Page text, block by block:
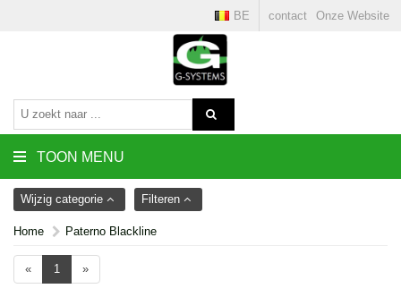
contact Onze Website
BE
TOON MENU
Wijzig categorie Filteren
Home Paterno Blackline
« 1 »